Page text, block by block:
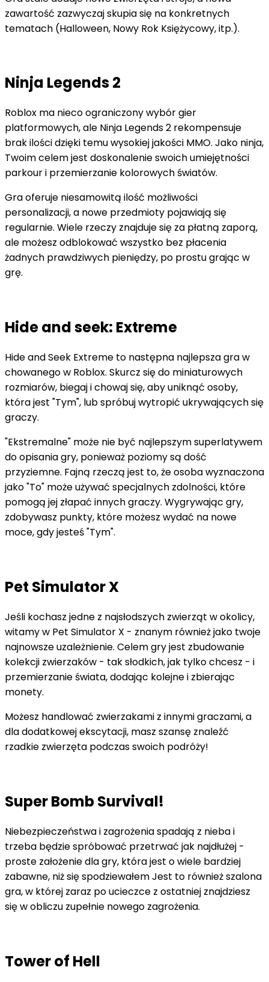
zawartość zazwyczaj skupia się na konkretnych
tematach (Halloween, Nowy Rok Księżycowy, itp.).
Ninja Legends 2
Roblox ma nieco ograniczony wybór gier
platformowych, ale Ninja Legends 2 rekompensuje
brak ilości dzięki temu wysokiej jakości MMO. Jako ninja,
Twoim celem jest doskonalenie swoich umiejętności
parkour i przemierzanie kolorowych światów.
Gra oferuje niesamowitą ilość możliwości
personalizacji, a nowe przedmioty pojawiają się
regularnie. Wiele rzeczy znajduje się za płatną zaporą,
ale możesz odblokować wszystko bez płacenia
żadnych prawdziwych pieniędzy, po prostu grając w
grę.
Hide and seek: Extreme
Hide and Seek Extreme to następna najlepsza gra w
chowanego w Roblox. Skurcz się do miniaturowych
rozmiarów, biegaj i chowaj się, aby uniknąć osoby,
która jest "Tym", lub spróbuj wytropić ukrywających się
graczy.
"Ekstremalne" może nie być najlepszym superlatywem
do opisania gry, ponieważ poziomy są dość
przyziemne. Fajną rzeczą jest to, że osoba wyznaczona
jako "To" może używać specjalnych zdolności, które
pomogą jej złapać innych graczy. Wygrywając gry,
zdobywasz punkty, które możesz wydać na nowe
moce, gdy jesteś "Tym".
Pet Simulator X
Jeśli kochasz jedne z najsłodszych zwierząt w okolicy,
witamy w Pet Simulator X - znanym również jako twoje
najnowsze uzależnienie. Celem gry jest zbudowanie
kolekcji zwierzaków - tak słodkich, jak tylko chcesz - i
przemierzanie świata, dodając kolejne i zbierając
monety.
Możesz handlować zwierzakami z innymi graczami, a
dla dodatkowej ekscytacji, masz szansę znaleźć
rzadkie zwierzęta podczas swoich podróży!
Super Bomb Survival!
Niebezpieczeństwa i zagrożenia spadają z nieba i
trzeba będzie spróbować przetrwać jak najdłużej -
proste założenie dla gry, która jest o wiele bardziej
zabawne, niż się spodziewałem Jest to również szalona
gra, w której zaraz po ucieczce z ostatniej znajdziesz
się w obliczu zupełnie nowego zagrożenia.
Tower of Hell